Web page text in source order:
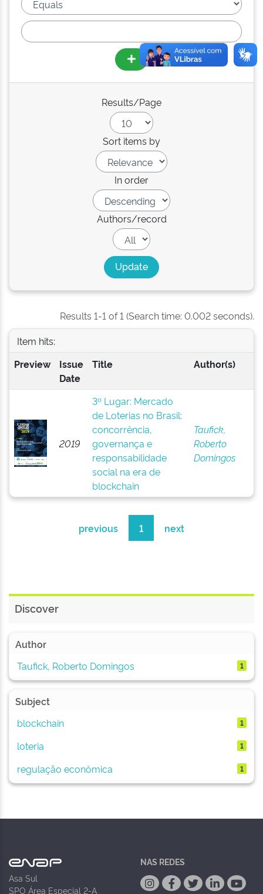
Results/Page
Sort items by
In order
Authors/record
Results 1-1 of 1 (Search time: 0.002 seconds).
Item hits:
Preview
Issue
Date
Title Author(s)
2019
3º Lugar: Mercado
de Loterias no Brasil:
concorrência,
governança e
responsabilidade
social na era de
blockchain
Taufick,
Roberto
Domingos
previous 1 next
Discover
Author
Taufick, Roberto Domingos
1
Subject
blockchain
1
loteria 1
regulação econômica 1
Asa Sul
SPO Área Especial 2-A
NAS REDES